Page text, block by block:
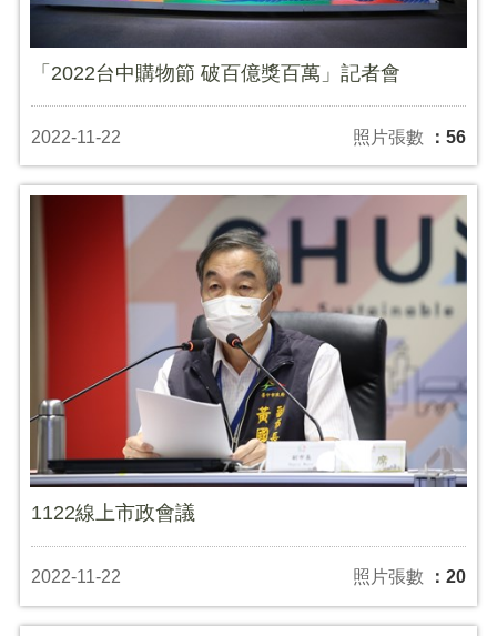
「2022台中購物節 破百億獎百萬」記者會
2022-11-22 照片張數 ：56
1122線上市政會議
2022-11-22 照片張數 ：20